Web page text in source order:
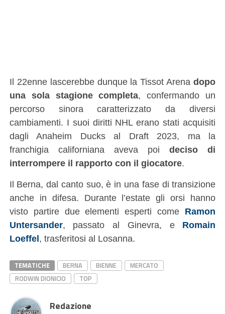
Il 22enne lascerebbe dunque la Tissot Arenadopo
una sola stagione completa, confermando un
percorso sinora caratterizzato da diversi
cambiamenti. I suoi diritti NHL erano stati acquisiti
dagli Anaheim Ducks al Draft 2023, ma la
franchigia californiana aveva poideciso di
interrompere il rapporto con il giocatore.
Il Berna, dal canto suo, è in una fase di transizione
anche in difesa. Durante l’estate gli orsi hanno
visto partire due elementi esperti come Ramon
Untersander, passato al Ginevra, e Romain
Loeffel, trasferitosi al Losanna.
TEMATICHE BERNA BIENNE
MERCATO
RODWIN DIONICIO
TOP
Redazione